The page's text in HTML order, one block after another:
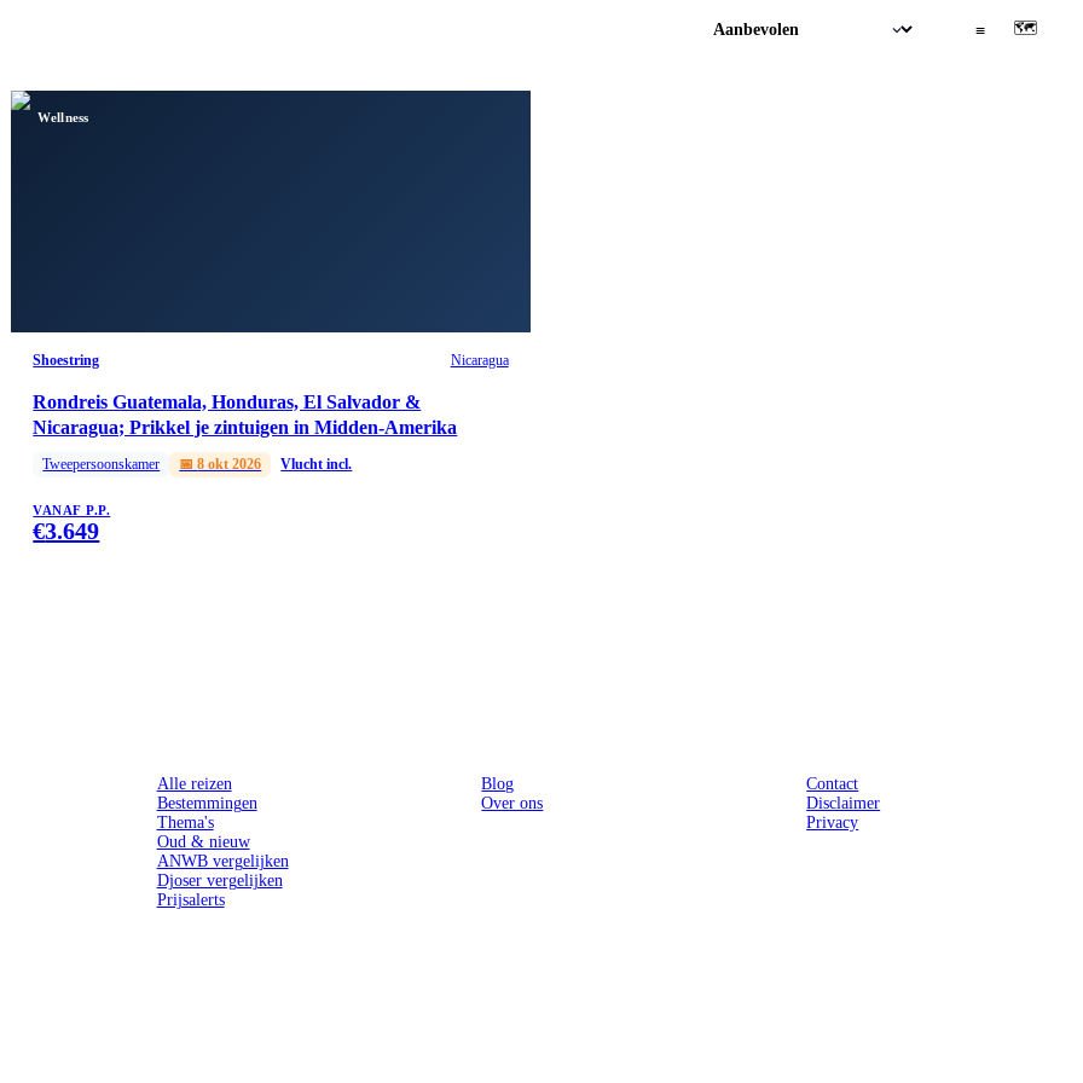
≡ 🗺
Wellness
Shoestring Nicaragua
Rondreis Guatemala, Honduras, El Salvador &
Nicaragua; Prikkel je zintuigen in Midden-Amerika
Tweepersoonskamer 📅8 okt 2026 Vlucht incl.
VANAF P.P.
€3.649
Alle reizen
Bestemmingen
Thema's
Oud & nieuw
ANWB vergelijken
Djoser vergelijken
Prijsalerts
Blog
Over ons
Contact
Disclaimer
Privacy